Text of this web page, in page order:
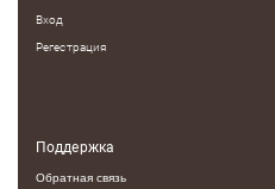
Вход
Регестрация
Поддержка
Обратная связь